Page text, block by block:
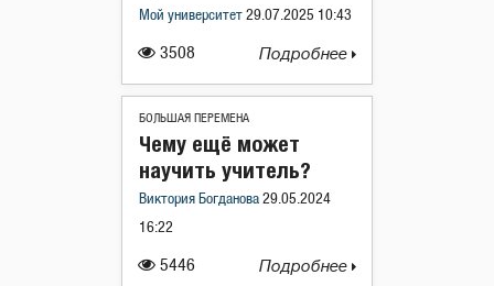
3508
Мой университет 29.07.2025 10:43
Подробнее
БОЛЬШАЯ ПЕРЕМЕНА
5446
Чему ещё может
научить учитель?
Виктория Богданова 29.05.2024
16:22
Подробнее